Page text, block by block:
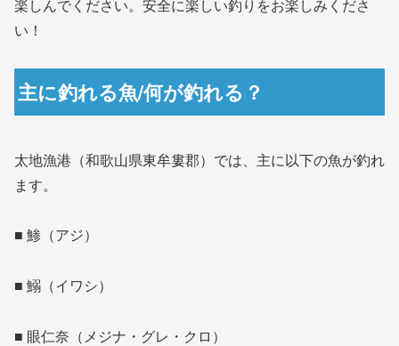
楽しんでください。安全に楽しい釣りをお楽しみくださ
い！
主に釣れる魚/何が釣れる？
太地漁港（和歌山県東牟婁郡）では、主に以下の魚が釣れ
ます。
■ 鯵（アジ）
■ 鰯（イワシ）
■ 眼仁奈（メジナ・グレ・クロ）